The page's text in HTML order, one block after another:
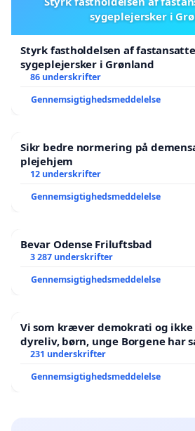
sygeplejersker i
Styrk fastholdelsen af
sygeplejersker i Grønland
86 underskrifter
Gennemsigtighedsmeddelelse
Sikr bedre normering på
plejehjem
12 underskrifter
Gennemsigtighedsmeddelelse
Bevar Odense Friluftsbad
3 287 underskrifter
Gennemsigtighedsmeddelelse
Vi som kræver demokrati og ikke
dyreliv, børn, unge Borgene har
Der er
231 underskrifter
Gennemsigtighedsmeddelelse